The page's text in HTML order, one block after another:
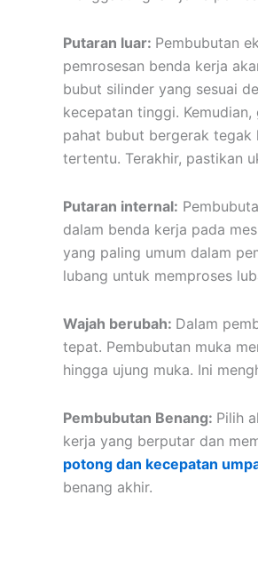
Putaran luar: Pembubutan
pemrosesan benda kerja
bubut silinder yang sesuai
kecepatan tinggi.
pahat bubut bergerak tegak
tertentu. Terakhir, pastikan
Putaran internal:
dalam benda kerja pada
yang paling umum dalam
lubang untuk memproses
Wajah berubah: Dalam
tepat. Pembubutan muka
hingga ujung muka. Ini
Pembubutan Benang: Pilih
kerja yang berputar dan
potong dan kecepatan
benang akhir.